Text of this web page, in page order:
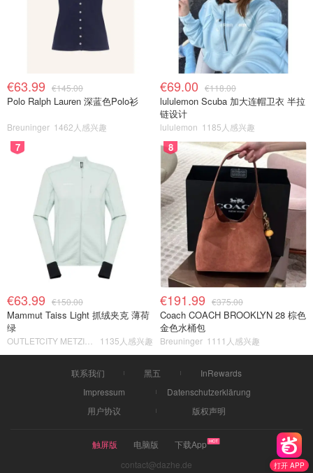
打开 APP
€63.99 €145.00
Polo Ralph Lauren 深蓝色Polo衫
Breuninger 1462人感兴趣
€69.00 €118.00
lululemon Scuba 加大连帽卫衣 半拉
链设计
lululemon 1185人感兴趣
7
€63.99 €150.00
Mammut Taiss Light 抓绒夹克 薄荷
绿
1135人感兴趣
8
€191.99 €375.00
Coach COACH BROOKLYN 28 棕色
金色水桶包
Breuninger 1111人感兴趣
联系我们 黑五
InRewards
Impressum
Datenschutzerklärung
用户协议
版权声明
触屏版 电脑版
下载App
contact@dazhe.de